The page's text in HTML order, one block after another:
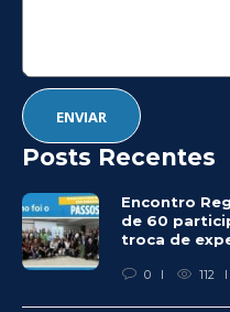
Posts Recentes
Encontro
de 60
troca de
0 112